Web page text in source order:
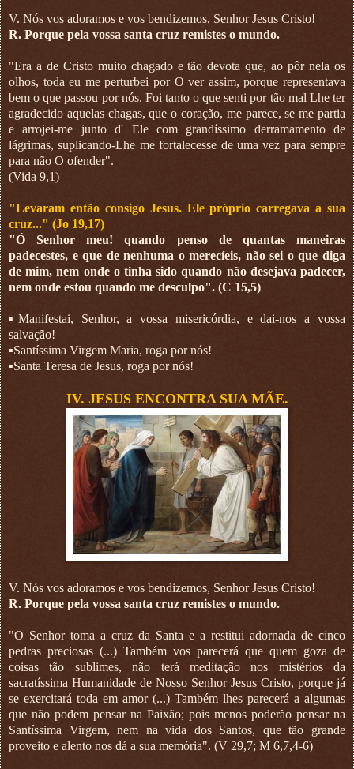
V. Nós vos adoramos e vos bendizemos, Senhor Jesus Cristo!
R. Porque pela vossa santa cruz remistes o mundo.
"Era a de Cristo muito chagado e tão devota que, ao pôr nela os
olhos, toda eu me perturbei por O ver assim, porque representava
bem o que passou por nós. Foi tanto o que senti por tão mal Lhe ter
agradecido aquelas chagas, que o coração, me parece, se me partia
e arrojei-me junto d' Ele com grandíssimo derramamento de
lágrimas, suplicando-Lhe me fortalecesse de uma vez para sempre
para não O ofender".
(Vida 9,1)
"Levaram então consigo Jesus. Ele próprio carregava a sua
cruz..." (Jo 19,17)
"Ó Senhor meu! quando penso de quantas maneiras
padecestes, e que de nenhuma o merecíeis, não sei o que diga
de mim, nem onde o tinha sido quando não desejava padecer,
nem onde estou quando me desculpo". (C 15,5)
▪︎Manifestai, Senhor, a vossa misericórdia, e dai-nos a vossa
salvação!
▪︎Santíssima Virgem Maria, roga por nós!
▪︎Santa Teresa de Jesus, roga por nós!
IV. JESUS ENCONTRA SUA MÃE.
V. Nós vos adoramos e vos bendizemos, Senhor Jesus Cristo!
R. Porque pela vossa santa cruz remistes o mundo.
"O Senhor toma a cruz da Santa e a restitui adornada de cinco
pedras preciosas (...) Também vos parecerá que quem goza de
coisas tão sublimes, não terá meditação nos mistérios da
sacratíssima Humanidade de Nosso Senhor Jesus Cristo, porque já
se exercitará toda em amor (...) Também lhes parecerá a algumas
que não podem pensar na Paixão; pois menos poderão pensar na
Santíssima Virgem, nem na vida dos Santos, que tão grande
proveito e alento nos dá a sua memória". (V 29,7; M 6,7,4-6)